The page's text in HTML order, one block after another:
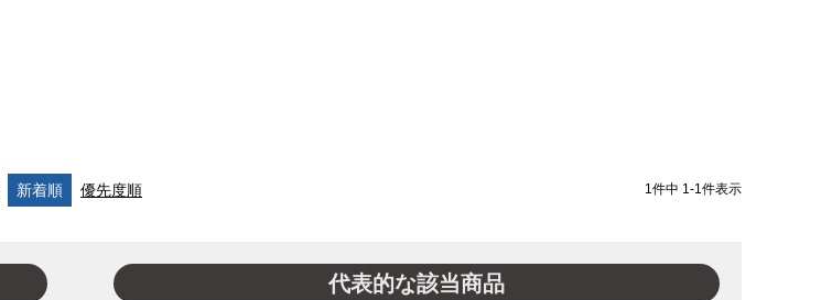
新着順 優先度順 1件中 1-1件表示
代表的な該当商品